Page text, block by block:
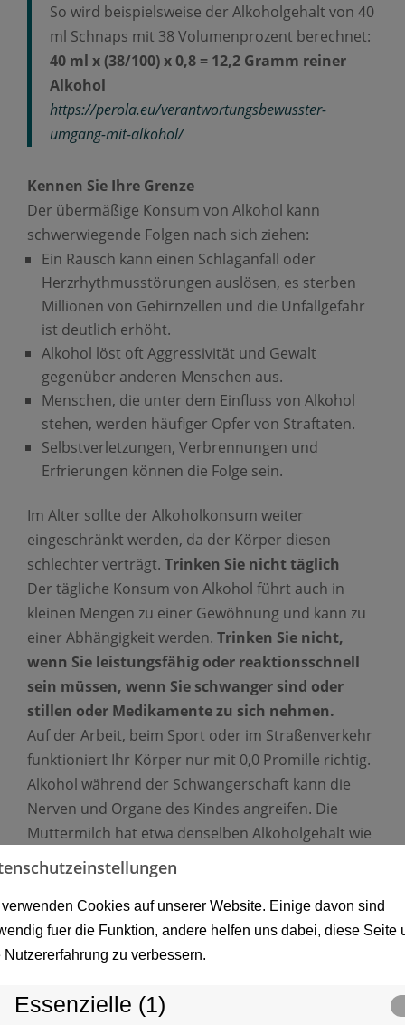
Cookies auf unserer Website. Einige davon sind
fuer die Funktion, andere helfen uns dabei, diese Seite
Nutzererfahrung zu verbessern.
Essenzielle (1)
So wird beispielsweise der Alkoholgehalt von 40
ml Schnaps mit 38 Volumenprozent berechnet:
40 ml x (38/100) x 0,8 = 12,2 Gramm reiner
Alkohol
https://perola.eu/verantwortungsbewusster-
umgang-mit-alkohol/
Kennen Sie Ihre Grenze
Der übermäßige Konsum von Alkohol kann
schwerwiegende Folgen nach sich ziehen:
Ein Rausch kann einen Schlaganfall oder
Herzrhythmusstörungen auslösen, es sterben
Millionen von Gehirnzellen und die Unfallgefahr
ist deutlich erhöht.
Alkohol löst oft Aggressivität und Gewalt
gegenüber anderen Menschen aus.
Menschen, die unter dem Einfluss von Alkohol
stehen, werden häufiger Opfer von Straftaten.
Selbstverletzungen, Verbrennungen und
Erfrierungen können die Folge sein.
Im Alter sollte der Alkoholkonsum weiter
eingeschränkt werden, da der Körper diesen
schlechter verträgt. Trinken Sie nicht täglich
Der tägliche Konsum von Alkohol führt auch in
kleinen Mengen zu einer Gewöhnung und kann zu
einer Abhängigkeit werden. Trinken Sie nicht,
wenn Sie leistungsfähig oder reaktionsschnell
sein müssen, wenn Sie schwanger sind oder
stillen oder Medikamente zu sich nehmen.
Auf der Arbeit, beim Sport oder im Straßenverkehr
funktioniert Ihr Körper nur mit 0,0 Promille richtig.
Alkohol während der Schwangerschaft kann die
Nerven und Organe des Kindes angreifen. Die
Muttermilch hat etwa denselben Alkoholgehalt wie
das Blut der Mutter.
Alkohol kann die Wirkung von Medikamenten
beeinflussen und es kann zu gefährlichen
Wechselwirkungen kommen.Kinder und
Jugendliche sollten gar keinen Alkohol trinken
auf Alkohol als Erwachsene und sind daher einem